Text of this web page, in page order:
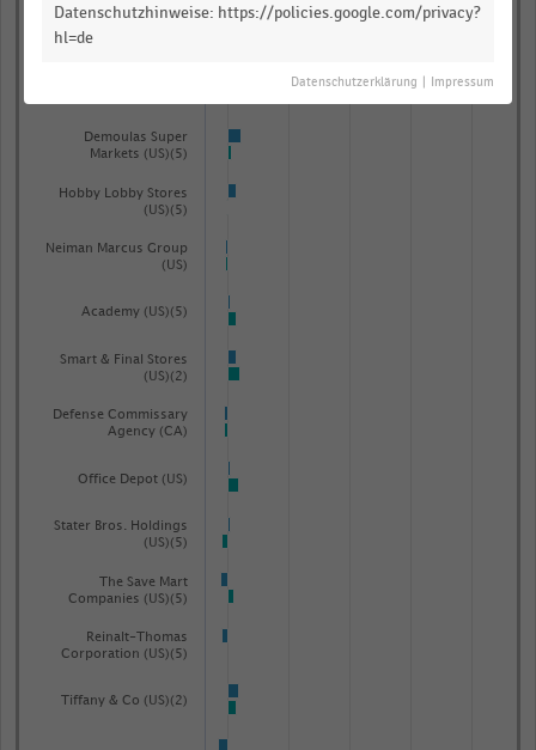
Demoulas Super
Markets (US)(5)
Academy (US)(5)
Office Depot (US)
Reinalt-Thomas
Corporation (US)(5)
Hobby Lobby Stores
(US)(5)
Neiman Marcus Group
(US)
Smart & Final Stores
(US)(2)
Defense Commissary
Agency (CA)
Stater Bros. Holdings
(US)(5)
The Save Mart
Companies (US)(5)
Tiffany & Co (US)(2)
Datenschutzhinweise: https://policies.google.com/privacy?
hl=de
Datenschutzerklärung Impressum